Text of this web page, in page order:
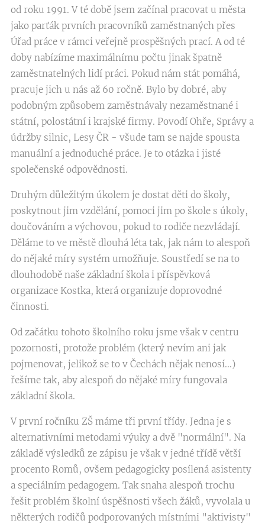
od roku 1991. V té době jsem začínal pracovat u města
jako parťák prvních pracovníků zaměstnaných přes
Úřad práce v rámci veřejně prospěšných prací. A od té
doby nabízíme maximálnímu počtu jinak špatně
zaměstnatelných lidí práci. Pokud nám stát pomáhá,
pracuje jich u nás až 60 ročně. Bylo by dobré, aby
podobným způsobem zaměstnávaly nezaměstnané i
státní, polostátní i krajské firmy. Povodí Ohře, Správy a
údržby silnic, Lesy ČR - všude tam se najde spousta
manuální a jednoduché práce. Je to otázka i jisté
společenské odpovědnosti.
Druhým důležitým úkolem je dostat děti do školy,
poskytnout jim vzdělání, pomoci jim po škole s úkoly,
doučováním a výchovou, pokud to rodiče nezvládají.
Děláme to ve městě dlouhá léta tak, jak nám to alespoň
do nějaké míry systém umožňuje. Soustředí se na to
dlouhodobě naše základní škola i příspěvková
organizace Kostka, která organizuje doprovodné
činnosti.
Od začátku tohoto školního roku jsme však v centru
pozornosti, protože problém (který nevím ani jak
pojmenovat, jelikož se to v Čechách nějak nenosí...)
řešíme tak, aby alespoň do nějaké míry fungovala
základní škola.
V první ročníku ZŠ máme tři první třídy. Jedna je s
alternativními metodami výuky a dvě "normální". Na
základě výsledků ze zápisu je však v jedné třídě větší
procento Romů, ovšem pedagogicky posílená asistenty
a speciálním pedagogem. Tak snaha alespoň trochu
řešit problém školní úspěšnosti všech žáků, vyvolala u
některých rodičů podporovaných místními "aktivisty"